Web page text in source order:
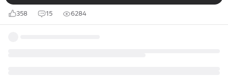
358 15 6284